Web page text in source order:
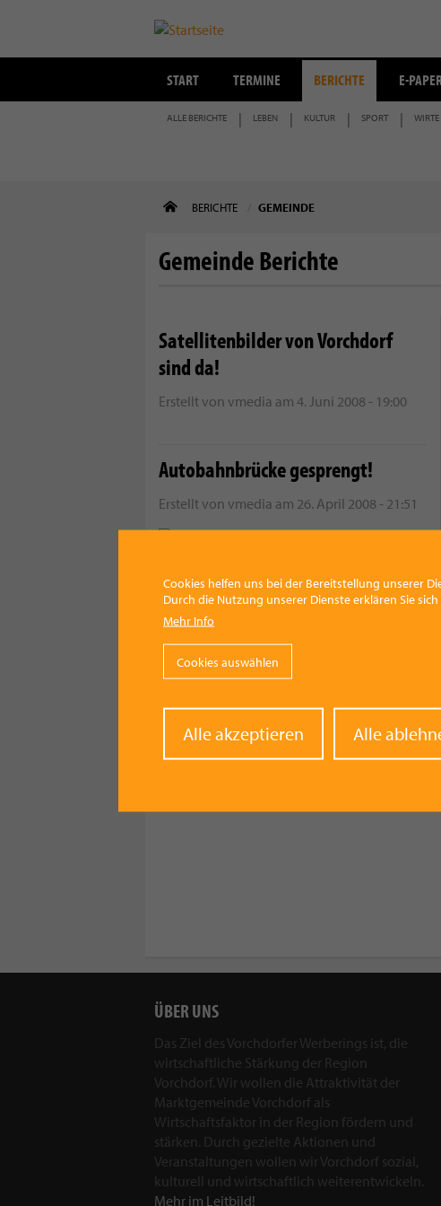
START TERMINE BERICHTE
ALLE BERICHTE LEBEN KULTUR SPORT WIRTE
E-
BERICHTE GEMEINDE
Gemeinde Berichte
Satellitenbilder von Vorchdorf
sind da!
Erstellt von vmedia am 4. Juni 2008 - 19:00
Autobahnbrücke gesprengt!
Erstellt von vmedia am 26. April 2008 - 21:51
Gemeinderat wählt neuen
Bürgermeister
Erstellt vonvmediaam
ÜBER UNS
Das Ziel des Vorchdorfer Werberings ist, die
wirtschaftliche Stärkung der Region
Vorchdorf. Wir wollen die Attraktivität der
Marktgemeinde Vorchdorf als
Wirtschaftsfaktor in der Region fördern und
stärken. Durch gezielte Aktionen und
Veranstaltungen wollen wir Vorchdorf sozial,
kulturell und wirtschaftlich weiterentwickeln.
Mehr im Leitbild!
Cookies helfen uns bei der Bereitstellung unserer
Durch die Nutzung unserer Dienste erklären Sie
Mehr Info
Cookies auswählen
Alle akzeptieren
Withdraw
Alle